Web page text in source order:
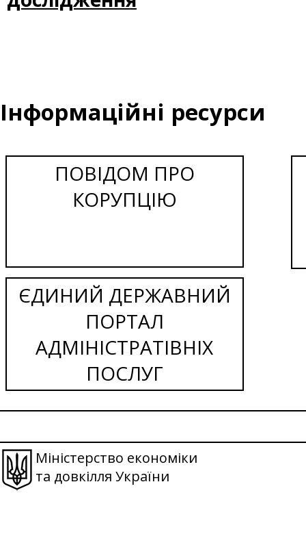
Інформаційні ресурси
ПОВІДОМ ПРО
КОРУПЦІЮ
ЄДИНИЙ ДЕРЖАВНИЙ
ПОРТАЛ
АДМІНІСТРАТІВНІХ
ПОСЛУГ
Міністерство економіки
та довкілля України